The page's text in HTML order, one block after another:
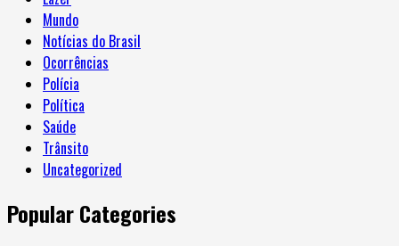
Mundo
Notícias do Brasil
Ocorrências
Polícia
Política
Saúde
Trânsito
Uncategorized
Popular Categories